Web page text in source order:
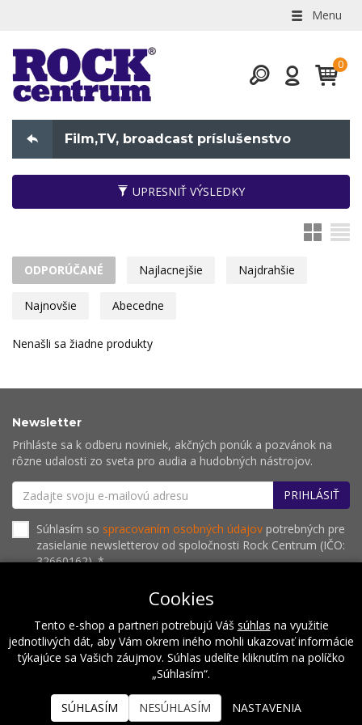
Menu
Film,TV, broadcast príslušenstvo
UPRESNIŤ VÝSLEDKY
ODPORÚČANÉ Najlacnejšie Najdrahšie
Najnovšie Abecedne
Nenašli sa žiadne produkty
Newsletter
Prihláste sa k odberu noviniek, akčných ponúk a pozvánok na
rôzne udalosti zo sveta pro audia a hudobných nástrojov.
PRIHLÁSIŤ
Súhlasím so spracovaním osobných údajov potrebných pre
zasielanie newsletterov od spoločnosti Rock Centrum (IČO:
32660162). *
O nás Naše hodnoty Inštalácie
Referencie
Kalendár podujatí
Kontakt
2026 © Rock Centrum
Cookies
Tento e-shop a partneri potrebujú Váš súhlas na využitie
jednotlivých dát, aby Vám okrem iného mohli ukazovať informácie
týkajúce sa Vašich záujmov. Súhlas udelíte kliknutím na políčko
„Súhlasím“.
SÚHLASÍM NESÚHLASÍM NASTAVENIA